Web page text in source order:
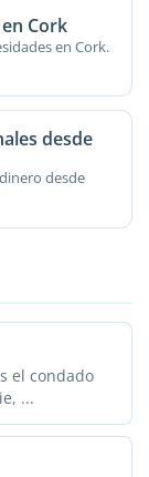
Cork
en Cork.
desde
desde
el condado
...